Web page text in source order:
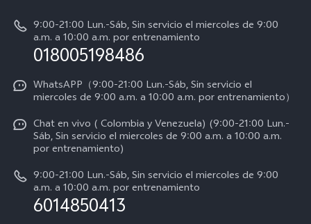
Y11d
Verificación de IMEI
Consulta el Precio de los Repuestos
Manual de usuario
Servicio de logística
Progreso de la reparación
Noticias
Empleos en vivo
Avisos legales
Acerca de nosotros
Sostenibilidad
Centro de privacidad de vivo
Accesibilidad
9:00-21:00 Lun.-Sáb, Sin servicio el miercoles de 9:00
a.m. a 10:00 a.m. por entrenamiento
018005198486
WhatsAPP（9:00-21:00 Lun.-Sáb, Sin servicio el
miercoles de 9:00 a.m. a 10:00 a.m. por entrenamiento）
Chat en vivo ( Colombia y Venezuela) (9:00-21:00 Lun.-
Sáb, Sin servicio el miercoles de 9:00 a.m. a 10:00 a.m.
por entrenamiento)
9:00-21:00 Lun.-Sáb, Sin servicio el miercoles de 9:00
a.m. a 10:00 a.m. por entrenamiento
6014850413